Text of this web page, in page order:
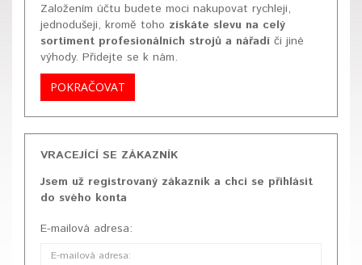
Založením účtu budete moci nakupovat rychleji,
jednodušeji, kromě toho získáte slevu na celý
sortiment profesionálních strojů a nářadí či jiné
výhody. Přidejte se k nám.
POKRAČOVAT
VRACEJÍCÍ SE ZÁKAZNÍK
Jsem už registrovaný zákazník a chci se přihlásit
do svého konta
E-mailová adresa: